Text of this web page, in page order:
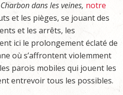
dans les veines, notre
et les pièges, se jouant des
et les arrêts, les
ici le prolongement éclaté de
où s’affrontent violemment
parois mobiles qui jouent les
entrevoir tous les possibles.